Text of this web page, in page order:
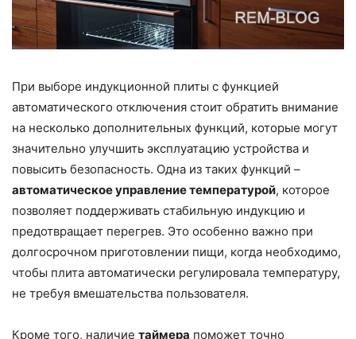
При выборе индукционной плиты с функцией
автоматического отключения стоит обратить внимание
на несколько дополнительных функций, которые могут
значительно улучшить эксплуатацию устройства и
повысить безопасность. Одна из таких функций –
автоматическое управление температурой, которое
позволяет поддерживать стабильную индукцию и
предотвращает перегрев. Это особенно важно при
долгосрочном приготовлении пищи, когда необходимо,
чтобы плита автоматически регулировала температуру,
не требуя вмешательства пользователя.
Кроме того, наличие таймера поможет точно